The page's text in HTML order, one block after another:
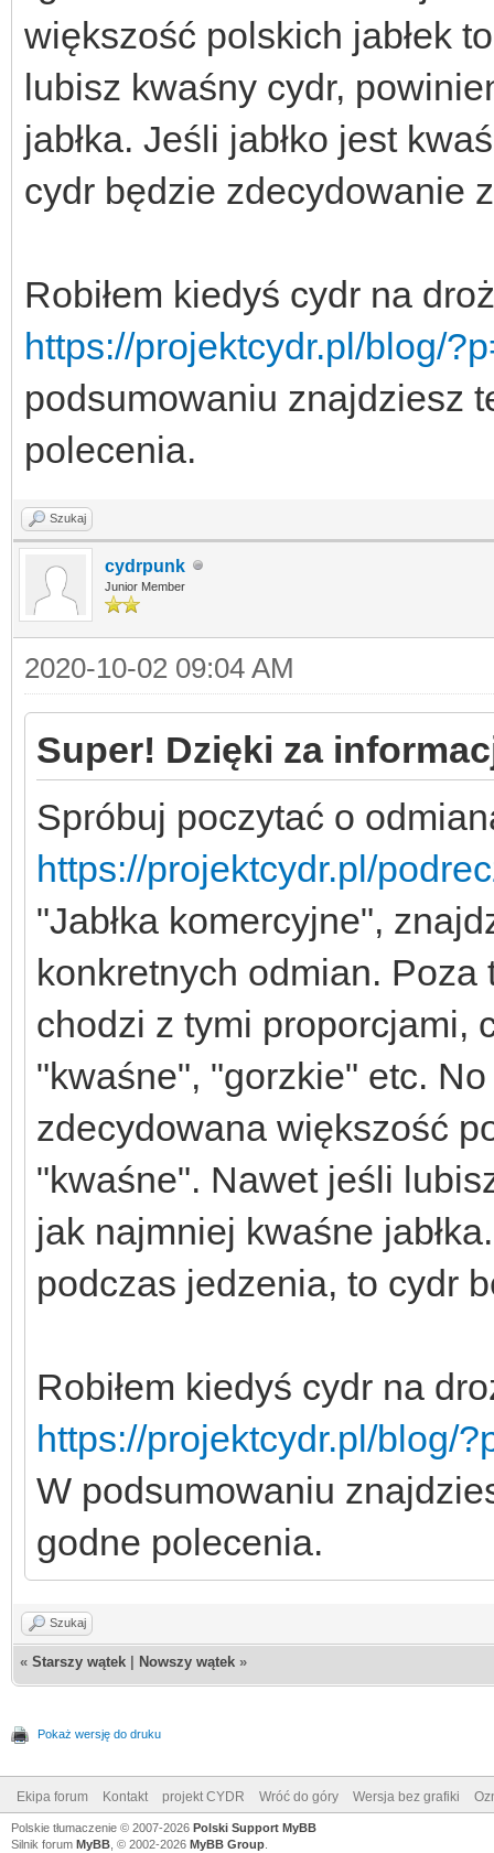
większość polskich jabłek
lubisz kwaśny cydr,
jabłka. Jeśli jabłko jest
cydr będzie zdecydowanie
Robiłem kiedyś cydr na
https://projektcydr.pl/blog/
podsumowaniu znajdziesz
polecenia.
Szukaj
cydrpunk
Junior Member
2020-10-02 09:04 AM
Super! Dzięki za
Spróbuj poczytać o
https://projektcydr.pl/
"Jabłka komercyjne",
konkretnych odmian.
chodzi z tymi proporcjami,
"kwaśne", "gorzkie" etc.
zdecydowana większość
"kwaśne". Nawet jeśli
jak najmniej kwaśne
podczas jedzenia, to cydr
Robiłem kiedyś cydr na
https://projektcydr.pl/blog/
W podsumowaniu
godne polecenia.
Szukaj
« Starszy wątek Nowszy wątek »
Pokaż wersję do druku
Ekipa forum Kontakt projekt CYDR Wróć do góry Wersja bez grafiki
Polskie tłumaczenie © 2007-2026 Polski Support MyBB
Silnik forum MyBB , © 2002-2026 MyBB Group